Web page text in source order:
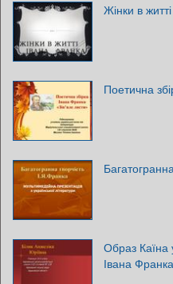
Жінки в
Поетична
Образ Каїна
Івана Франка